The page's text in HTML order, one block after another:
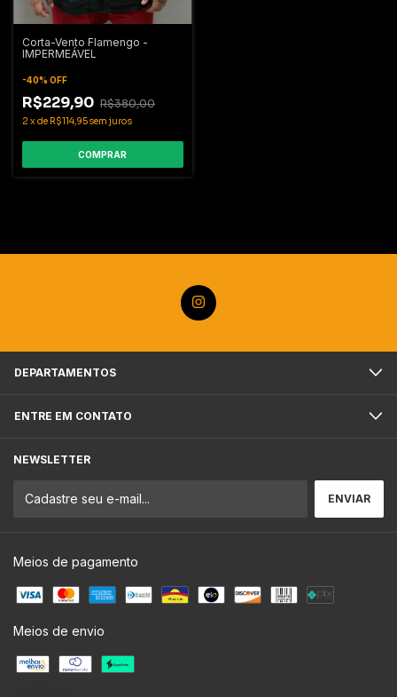
Corta-Vento Flamengo -
IMPERMEÁVEL
-40% OFF
R$229,90 R$380,00
2 xde R$114,95sem juros
COMPRAR
DEPARTAMENTOS
ENTRE EM CONTATO
NEWSLETTER
Meios de pagamento
Meios de envio